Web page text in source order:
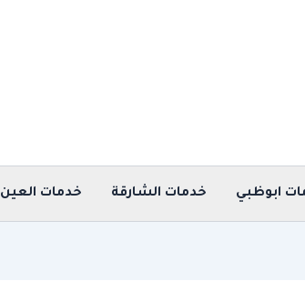
ابوظبي خدمات الشارقة خدمات العين